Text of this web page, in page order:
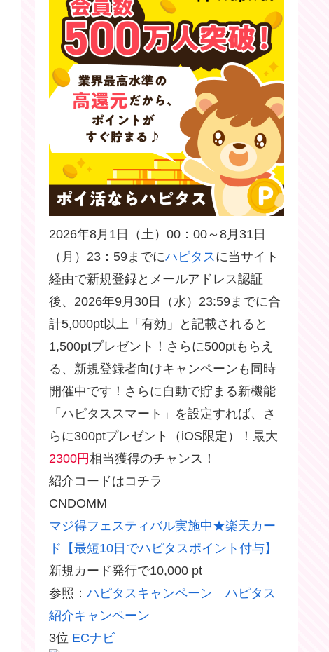
2026年8月1日（土）00：00～8月31日
（月）23：59までにハピタス に当サイト
経由で新規登録とメールアドレス認証
後、2026年9月30日（水）23:59までに合
計5,000pt以上「有効」と記載されると
1,500ptプレゼント！さらに500ptもらえ
る、新規登録者向けキャンペーンも同時
開催中です！さらに自動で貯まる新機能
「ハピタススマート」を設定すれば、さ
らに300ptプレゼント（iOS限定）！最大
2300円相当獲得のチャンス！
紹介コードはコチラ
CNDOMM
マジ得フェスティバル実施中★楽天カー
ド【最短10日でハピタスポイント付与】
新規カード発行で10,000 pt
参照： ハピタスキャンペーン ハピタス
紹介キャンペーン
3位 ECナビ